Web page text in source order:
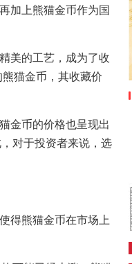
加上熊猫金币作为国
美的工艺，成为了收
猫金币，其收藏价
金币的价格也呈现出
对于投资者来说，选
得熊猫金币在市场上